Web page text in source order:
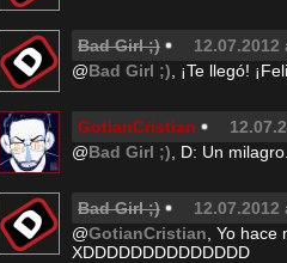
Bad Girl ;) 12.07.2012
@Bad Girl ;) , ¡Te llegó!
GotianCristian
@Bad Girl ;) , D: Un milagro.
Bad Girl ;) 12.07.2012
@GotianCristian , Yo
XDDDDDDDDDDDDDD